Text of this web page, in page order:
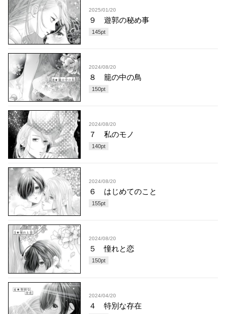
2025/01/20
９ 遊郭の秘め事
145pt
2024/08/20
８ 籠の中の鳥
150pt
2024/08/20
７ 私のモノ
140pt
2024/08/20
６ はじめてのこと
155pt
2024/08/20
５ 憧れと恋
150pt
2024/04/20
４ 特別な存在